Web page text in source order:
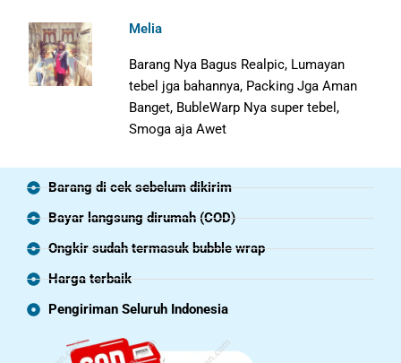
Melia
Barang Nya Bagus Realpic, Lumayan
tebel jga bahannya, Packing Jga Aman
Banget, BubleWarp Nya super tebel,
Smoga aja Awet
Barang di cek sebelum dikirim
Bayar langsung dirumah (COD)
Ongkir sudah termasuk bubble wrap
Harga terbaik
Pengiriman Seluruh Indonesia